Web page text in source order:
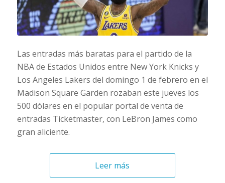
Las entradas más baratas para el partido de la
NBA de Estados Unidos entre New York Knicks y
Los Angeles Lakers del domingo 1 de febrero en el
Madison Square Garden rozaban este jueves los
500 dólares en el popular portal de venta de
entradas Ticketmaster, con LeBron James como
gran aliciente.
Leer más